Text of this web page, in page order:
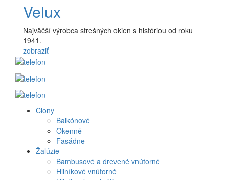
Velux
Najväčší výrobca strešných okien s históriou od roku
1941.
zobraziť
Produkt
menu
Clony
Balkónové
Okenné
Fasádne
Žalúzie
Bambusové a drevené vnútorné
Hliníkové vnútorné